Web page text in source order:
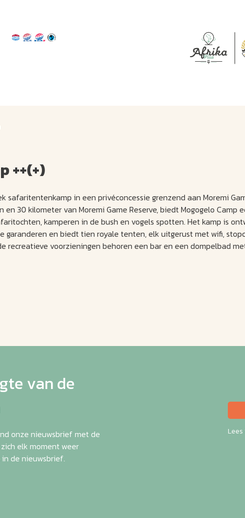
++(+)
safaritentenkamp in een privéconcessie grenzend aan Moremi
30 kilometer van Moremi Game Reserve, biedt Mogogelo Camp
kamperen in de bush en vogels spotten. Het kamp is
garanderen en biedt tien royale tenten, elk uitgerust met wifi,
recreatieve voorzieningen behoren een bar en een dompelbad
van de
onze nieuwsbrief met de
elk moment weer
de nieuwsbrief.